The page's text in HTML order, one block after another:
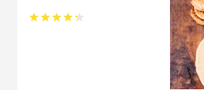
Betyg: 4.3 av 5